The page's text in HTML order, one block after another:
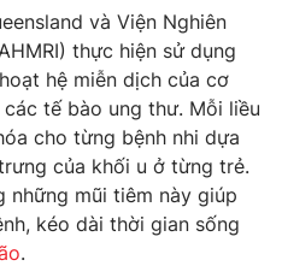
và Viện Nghiên
thực hiện sử dụng
hệ miễn dịch của cơ
tế bào ung thư. Mỗi liều
cho từng bệnh nhi dựa
của khối u ở từng trẻ.
những mũi tiêm này giúp
kéo dài thời gian sống
.